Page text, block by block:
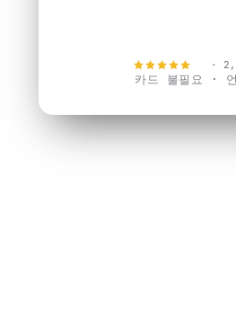
·
카드 불필요 ·